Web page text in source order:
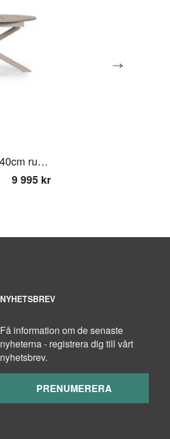
Lodes 140-200x140cm runt / ovalt matt beige
9 995 kr
NYHETSBREV
Få information om de senaste
nyheterna - registrera dig till vårt
nyhetsbrev.
PRENUMERERA